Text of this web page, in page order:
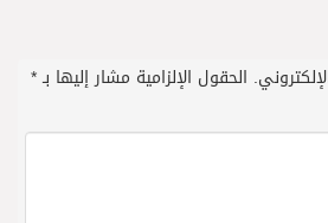
الحقول الإلزامية مشار إليها بـ*